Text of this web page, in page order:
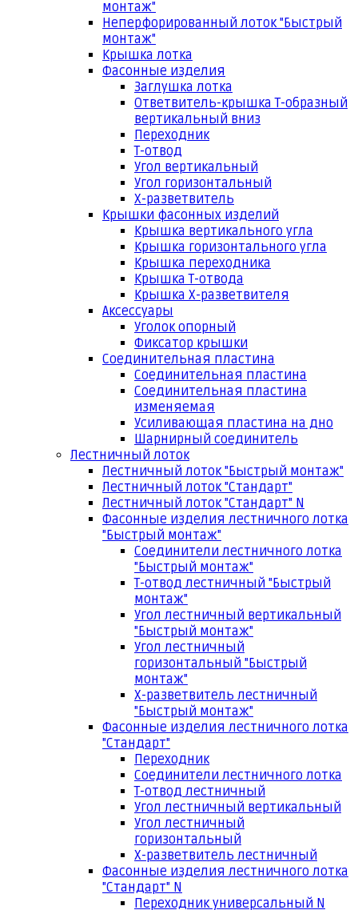
монтаж"
Неперфорированный лоток "Быстрый
монтаж"
Крышка лотка
Фасонные изделия
Заглушка лотка
Ответвитель-крышка Т-образный
вертикальный вниз
Переходник
Т-отвод
Угол вертикальный
Угол горизонтальный
Х-разветвитель
Крышки фасонных изделий
Крышка вертикального угла
Крышка горизонтального угла
Крышка переходника
Крышка Т-отвода
Крышка Х-разветвителя
Аксессуары
Уголок опорный
Фиксатор крышки
Соединительная пластина
Соединительная пластина
Соединительная пластина
изменяемая
Усиливающая пластина на дно
Шарнирный соединитель
Лестничный лоток
Лестничный лоток "Быстрый монтаж"
Лестничный лоток "Стандарт"
Лестничный лоток "Стандарт" N
Фасонные изделия лестничного лотка
"Быстрый монтаж"
Соединители лестничного лотка
"Быстрый монтаж"
Т-отвод лестничный "Быстрый
монтаж"
Угол лестничный вертикальный
"Быстрый монтаж"
Угол лестничный
горизонтальный "Быстрый
монтаж"
Х-разветвитель лестничный
"Быстрый монтаж"
Фасонные изделия лестничного лотка
"Стандарт"
Переходник
Соединители лестничного лотка
Т-отвод лестничный
Угол лестничный вертикальный
Угол лестничный
горизонтальный
Х-разветвитель лестничный
Фасонные изделия лестничного лотка
"Стандарт" N
Переходник универсальный N